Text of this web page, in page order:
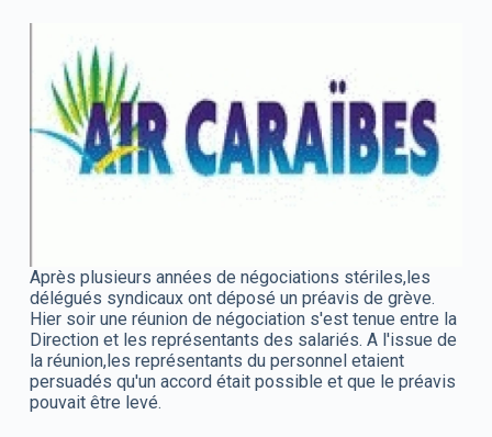
Après plusieurs années de négociations stériles,les
délégués syndicaux ont déposé un préavis de grève.
Hier soir une réunion de négociation s'est tenue entre la
Direction et les représentants des salariés. A l'issue de
la réunion,les représentants du personnel etaient
persuadés qu'un accord était possible et que le préavis
pouvait être levé.